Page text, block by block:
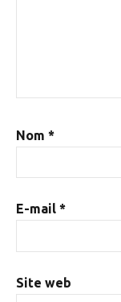
Nom *
E-mail *
Site web